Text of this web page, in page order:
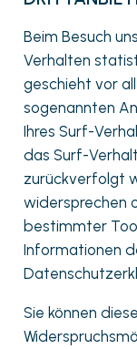
Beim Besuch
Verhalten
geschieht vor
sogenannten
Ihres Surf-
das Surf-
zurückverfolgt
widersprechen
bestimmter
Informationen
Sie können